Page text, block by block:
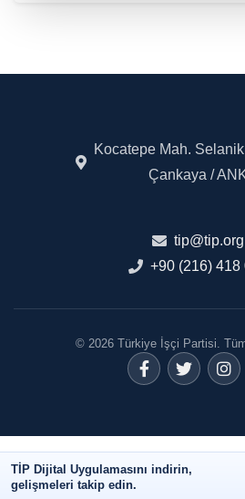
TİP Dijital Uygulamasını indirin,
gelişmeleri takip edin.
Kocatepe Mah.
Çankaya /
+90 (216) 418
© 2026 Türkiye İşçi Partisi. Tüm